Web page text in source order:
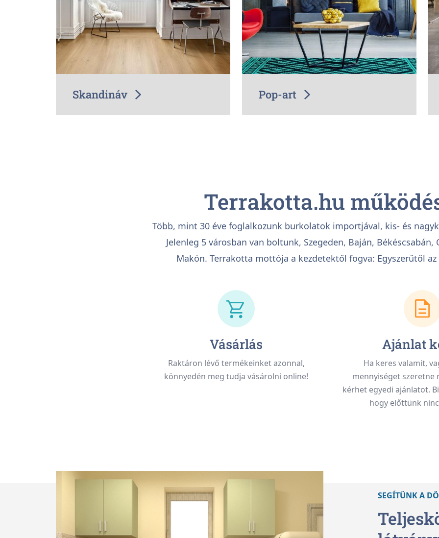
Skandináv Pop-art
Terrakotta.hu
Több, mint 30 éve foglalkozunk burkolatok importjával, kis- és
Jelenleg 5 városban van boltunk, Szegeden, Baján, Békéscsabán,
Makón. Terrakotta mottója a kezdetektől fogva: Egyszerűtől az
Vásárlás
Raktáron lévő termékeinket azonnal,
könnyedén meg tudja vásárolni online!
Ajánlat
Ha keres valamit,
mennyiséget szeretne
kérhet egyedi ajánlatot.
hogy előttünk
SEGÍTÜNK A